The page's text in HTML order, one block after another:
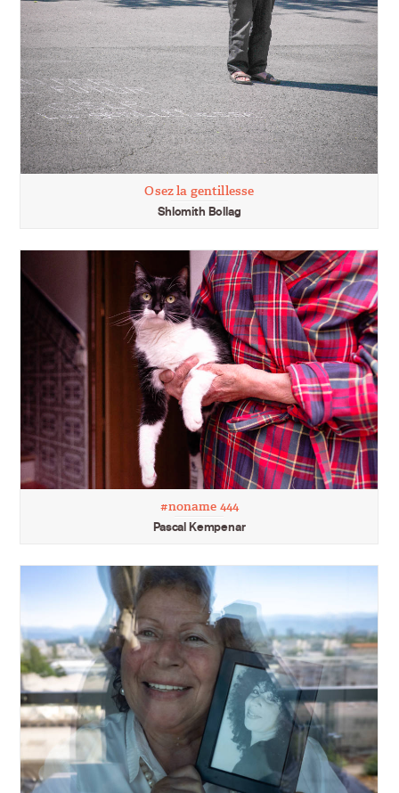
Osez la gentillesse
Shlomith Bollag
#noname 444
Pascal Kempenar